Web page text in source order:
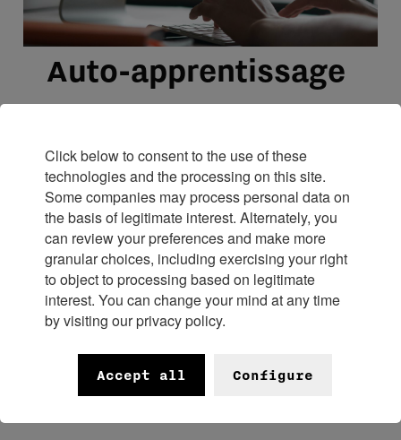
Auto-apprentissage
Video Series est composée de 10 chapitres
au cours desquels vous vous immergerez
dans le monde fascinant de la Haute
Horlogerie.
En savoir plus
Click below to consent to the use of these
technologies and the processing on this site.
Some companies may process personal data on
the basis of legitimate interest. Alternately, you
can review your preferences and make more
granular choices, including exercising your right
to object to processing based on legitimate
interest. You can change your mind at any time
by visiting our privacy policy.
Accept all Configure